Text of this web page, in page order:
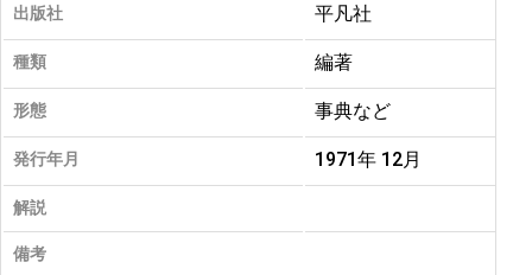
出版社 平凡社
種類 編著
形態 事典など
発行年月 1971年 12月
解説
備考